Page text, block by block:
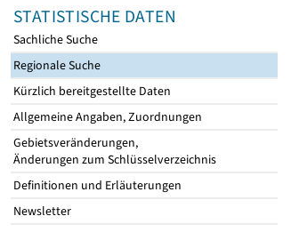
STATISTISCHE DATEN
Sachliche Suche
Regionale Suche
Kürzlich bereitgestellte Daten
Allgemeine Angaben, Zuordnungen
Gebietsveränderungen,
Änderungen zum Schlüsselverzeichnis
Definitionen und Erläuterungen
Newsletter